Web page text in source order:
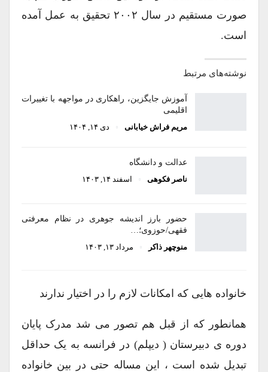
صورت مستقیم در سال ۲۰۰۲ تحقیق به عمل آمده
است.
نوشته‌های مرتبط
آموزش جایگزین، راهکاری در مواجهه با تغییرات
اقلیمی
مریم فراش خیابانی
دی ۱۴, ۱۴۰۴
عدالت و دانشگاه
ناصر فکوهی
اسفند ۱۴, ۱۴۰۳
حضور بارز اندیشه جوهری در نظام معرفتی
فقهی/حوزوی؛…
منوچهر ذاکر
مرداد ۱۳, ۱۴۰۳
خانواده هایی که امکانات لازم را در اختیار ندارند
همانطور که از قبل هم تصور می شد مدرک پایان
دوره ی دبیرستان ( دیپلم) در فرانسه به یک حداقل
تبدیل شده است ، این مساله حتی در بین خانواده